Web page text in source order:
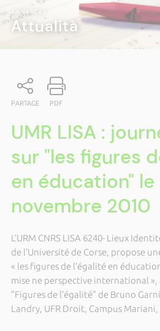
A RICERCA
Attualità
PARTAGE PDF
UMR LISA :
sur "les figures
en éducation" le
novembre 2010
L’URM CNRS LISA 6240- Lieux
de l’Université de Corse, propose
« les figures de l’égalité en
mise ne perspective international
"Figures de l’égalité" de Bruno
Landry, UFR Droit, Campus Mariani,